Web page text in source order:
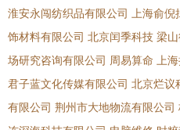
淮安永闯纺织品有限公司
上海俞
饰材料有限公司 北京闰季科技 梁
场研究咨询有限公司 周易算命 上
君子蓝文化传媒有限公司 北京烂议
有限公司 荆州市大地物流有限公司